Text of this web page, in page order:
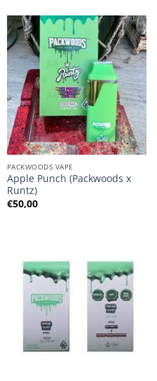
PACKWOODS VAPE
Apple Punch (Packwoods x
Runtz)
€50,00